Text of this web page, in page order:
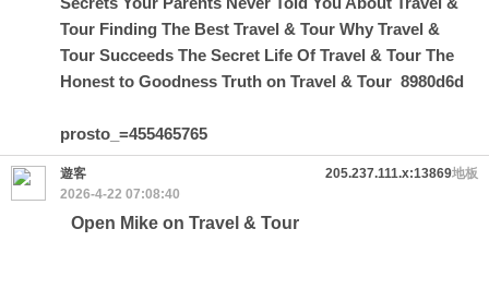
Tour Finding The Best Travel & Tour Why Travel &
Tour Succeeds The Secret Life Of Travel & Tour The
Honest to Goodness Truth on Travel & Tour 8980d6d
prosto_=455465765
地板
遊客
205.237.111.x:13869
2026-4-22 07:08:40
Open Mike on Travel & Tour